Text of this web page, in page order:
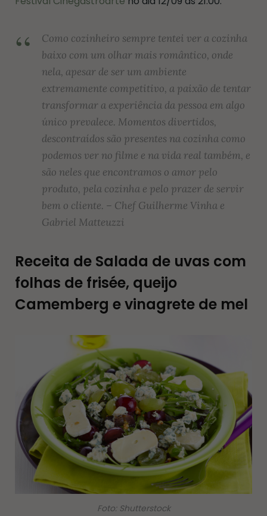
Como cozinheiro sempre tentei ver a cozinha
baixo com um olhar mais romântico, onde
nela, apesar de ser um ambiente
extremamente competitivo, a paixão de tentar
transformar a experiência da pessoa em algo
único prevalece. Momentos divertidos,
descontraídos são presentes na cozinha como
podemos ver no filme e na vida real também, e
são neles que encontramos o amor pelo
produto, pela cozinha e pelo prazer de servir
bem o cliente. – Chef Guilherme Vinha e
Gabriel Matteuzzi
Receita de Salada de uvas com
folhas de frisée, queijo
Camemberg e vinagrete de mel
Foto: Shutterstock